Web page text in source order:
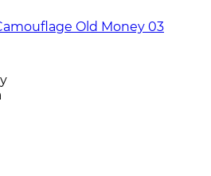
Old Money 03